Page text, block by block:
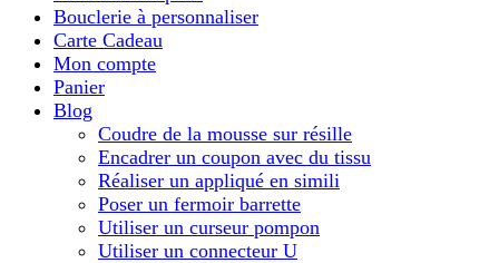
Bouclerie à personnaliser
Carte Cadeau
Mon compte
Panier
Blog
Coudre de la mousse sur résille
Encadrer un coupon avec du tissu
Réaliser un appliqué en simili
Poser un fermoir barrette
Utiliser un curseur pompon
Utiliser un connecteur U